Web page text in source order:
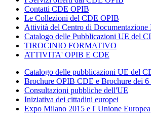
Contatti CDE OPIB
Le Collezioni del CDE OPIB
Attività del Centro di
Catalogo delle Pubblicazioni UE del
TIROCINIO FORMATIVO
ATTIVITA' OPIB E CDE
Catalogo delle pubblicazioni UE del
Brochure OPIB CDE e Brochure dei
Consultazioni pubbliche dell'UE
Iniziativa dei cittadini europei
Expo Milano 2015 e l' Unione Europea